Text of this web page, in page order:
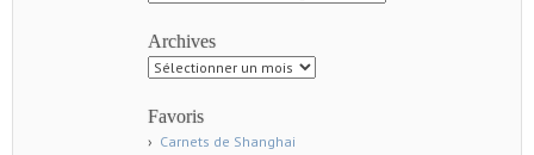
Archives
Archives
Favoris
Carnets de Shanghai